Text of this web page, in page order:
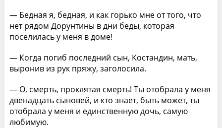
— Бедная я, бедная, и как горько мне от того, что
нет рядом Дорунтины в дни беды, которая
поселилась у меня в доме!
— Когда погиб последний сын, Костандин, мать,
выронив из рук пряжу, заголосила.
— О, смерть, проклятая смерть! Ты отобрала у меня
двенадцать сыновей, и кто знает, быть может, ты
отобрала у меня и единственную дочь, самую
любимую.